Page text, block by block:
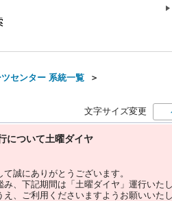
ツセンター 系統一覧 ＞
文字サイズ変更
について土曜ダイヤ
誠にありがとうございます。
、下記期間は「土曜ダイヤ」運行いたし
、ご利用くださいますようお願いいたし